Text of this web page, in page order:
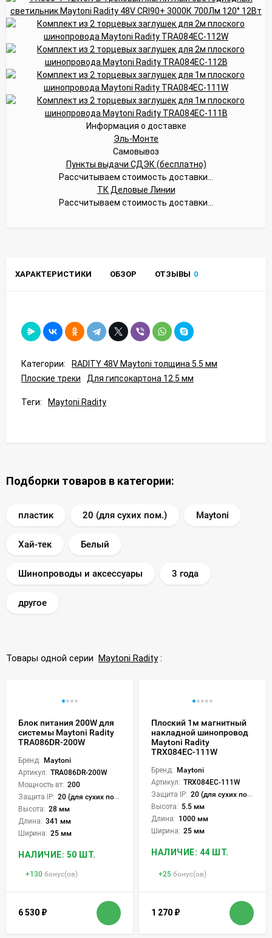
Информация о доставке
Эль-Монте
Самовывоз
Пункты выдачи СДЭК (бесплатно)
Рассчитываем стоимость доставки...
ТК Деловые Линии
Рассчитываем стоимость доставки...
ХАРАКТЕРИСТИКИ ОБЗОР ОТЗЫВЫ 0
Категории:
RADITY 48V Maytoni толщина 5.5 мм
Плоские треки
Для гипсокартона 12.5 мм
Теги: Maytoni Radity
Подборки товаров в категории:
пластик 20 (для сухих пом.) Maytoni
Хай-тек Белый
Шинопроводы и аксессуары 3 года
другое
Товары одной серии Maytoni Radity:
Блок питания 200W для
системы Maytoni Radity
TRA086DR-200W
Бренд: Maytoni
Артикул: TRA086DR-200W
Мощность вт: 200
Защита IP: 20 (для сухих пом.)
Высота: 28 мм
Длина: 341 мм
Ширина: 25 мм
НАЛИЧИЕ: 50 ШТ.
+130 бонус(ов)
6 530 ₽
Плоский 1м магнитный
накладной шинопровод
Maytoni Radity
TRX084EC-111W
Бренд: Maytoni
Артикул: TRX084EC-111W
Защита IP: 20 (для сухих пом.)
Высота: 5.5 мм
Длина: 1000 мм
Ширина: 25 мм
НАЛИЧИЕ: 44 ШТ.
+25 бонус(ов)
1 270 ₽